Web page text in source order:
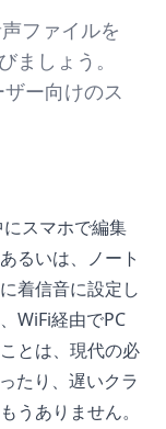
ファイルを
ましょう。
ー向けのス
スマホで編集
るいは、ノート
着信音に設定し
WiFi経由でPC
とは、現代の必
たり、遅いクラ
うありません。